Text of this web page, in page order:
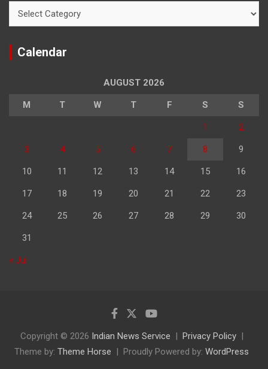
Calendar
AUGUST 2026
M T W T F S S
1 2
3 4 5 6 7 8 9
10 11 12 13 14 15 16
17 18 19 20 21 22 23
24 25 26 27 28 29 30
31
« Jul
Copyright © 2026 Indian News Service
Privacy Policy
Theme by: Theme Horse Proudly Powered by: WordPress